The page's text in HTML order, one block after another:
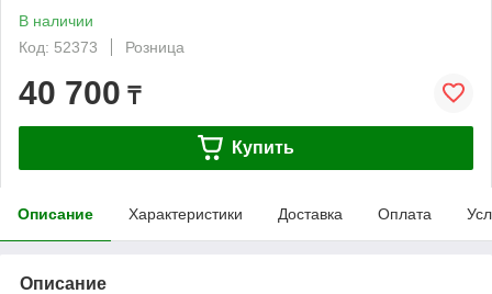
В наличии
Код: 52373
Розница
40 700 ₸
Купить
Описание Характеристики Доставка Оплата
Описание